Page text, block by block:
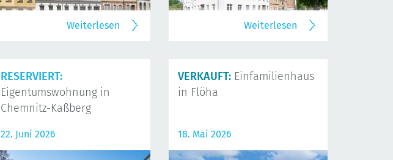
Weiterlesen Weiterlesen
RESERVIERT:
Eigentumswohnung in
Chemnitz-Kaßberg
22. Juni 2026
VERKAUFT: Einfamilienhaus
in Flöha
18. Mai 2026